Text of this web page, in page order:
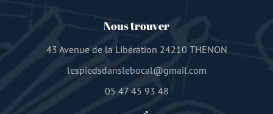
Nous trouver
43 Avenue de la Libération 24210 THENON
lespiedsdanslebocal@gmail.com
05 47 45 93 48